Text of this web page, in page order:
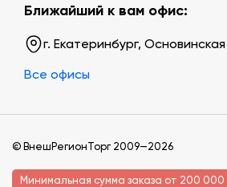
Ближайший к вам офис:
г. Екатеринбург,
Все офисы
© ВнешРегионТорг 2009—2026
Минимальная сумма заказа от 200 000